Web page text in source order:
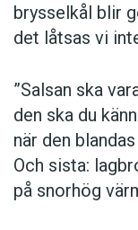
brysselkål blir
det låtsas vi
”Salsan ska
den ska du
när den
Och sista:
på snorhög